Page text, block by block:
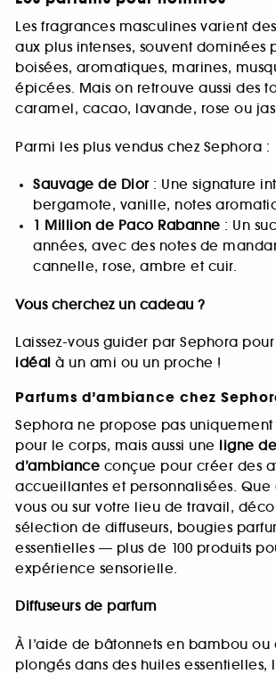
Les fragrances masculines varient
aux plus intenses, souvent dominées
boisées, aromatiques, marines,
épicées. Mais on retrouve aussi des
caramel, cacao, lavande, rose ou
Parmi les plus vendus chez Sephora :
Sauvage de Dior: Une signature
bergamote, vanille, notes
1 Million de Paco Rabanne : Un
années, avec des notes de
cannelle, rose, ambre et cuir.
Vous cherchez un cadeau ?
Laissez-vous guider par Sephora
idéal à un ami ou un proche !
Parfums d’ambiance chez
Sephora ne propose pas uniquement
pour le corps, mais aussi une ligne
d’ambiance conçue pour créer des
accueillantes et personnalisées. Que
vous ou sur votre lieu de travail,
sélection de diffuseurs, bougies
essentielles — plus de 100 produits
expérience sensorielle.
Diffuseurs de parfum
À l’aide de bâtonnets en bambou ou
plongés dans des huiles essentielles,